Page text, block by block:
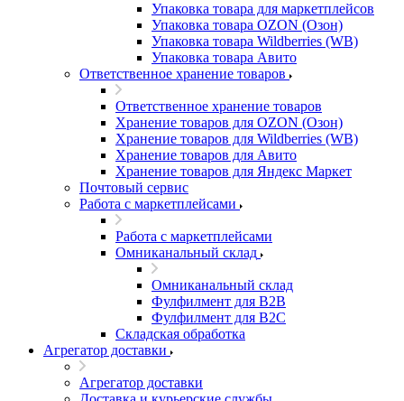
Упаковка товара для маркетплейсов
Упаковка товара OZON (Озон)
Упаковка товара Wildberries (WB)
Упаковка товара Авито
Ответственное хранение товаров
Ответственное хранение товаров
Хранение товаров для OZON (Озон)
Хранение товаров для Wildberries (WB)
Хранение товаров для Авито
Хранение товаров для Яндекс Маркет
Почтовый сервис
Работа с маркетплейсами
Работа с маркетплейсами
Омниканальный склад
Омниканальный склад
Фулфилмент для B2B
Фулфилмент для B2C
Складская обработка
Агрегатор доставки
Агрегатор доставки